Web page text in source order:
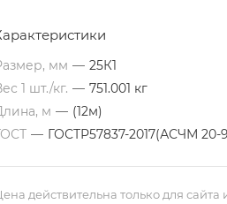
мм — 25К1
1 шт./кг. — 751.001 кг
м — (12м)
— ГОСТР57837-2017(АСЧМ 20-
действительна только для сайта